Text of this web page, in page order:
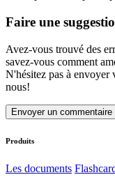
Faire une
Avez-vous trouvé des
savez-vous comment
N'hésitez pas à envoyer
nous!
Envoyer un commentaire
Produits
Les documents